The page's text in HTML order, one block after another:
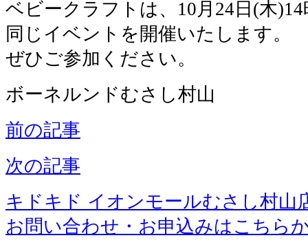
ベビークラフトは、10月24日(木)14
同じイベントを開催いたします。
ぜひご参加ください。
ボーネルンドむさし村山
前の記事
次の記事
キドキド イオンモールむさし村山
お問い合わせ・お申込みはこちら